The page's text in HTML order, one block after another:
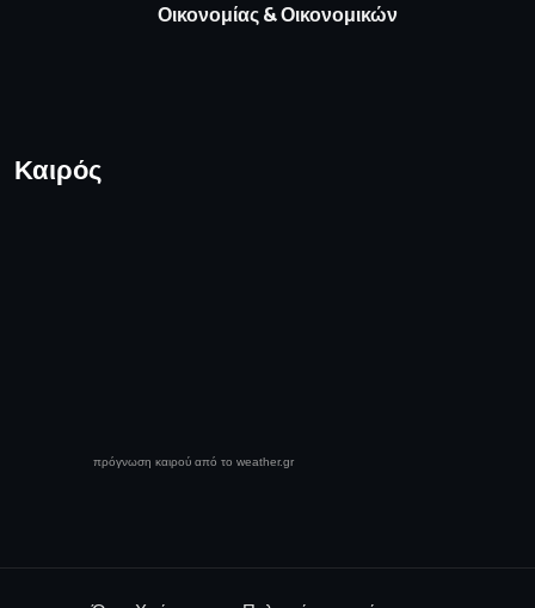
Οικονομίας & Οικονομικών
Καιρός
πρόγνωση καιρού από το weather.gr